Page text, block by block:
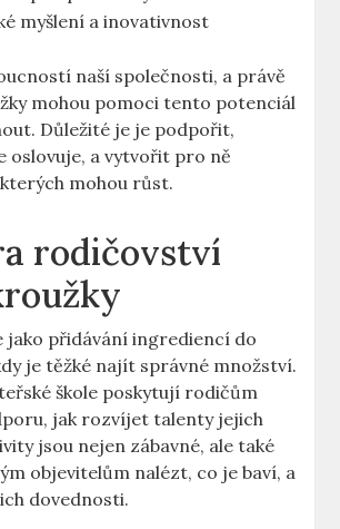
myšlení a inovativnost
naší společnosti, a právě
mohou pomoci tento potenciál
Důležité je je podpořit,
oslovuje, a vytvořit pro ně
mohou růst.
rodičovství
jako přidávání ingrediencí do
je těžké najít správné množství.
škole poskytují rodičům
jak rozvíjet talenty jejich
jsou nejen zábavné, ale také
objevitelům nalézt, co je baví, a
dovednosti.